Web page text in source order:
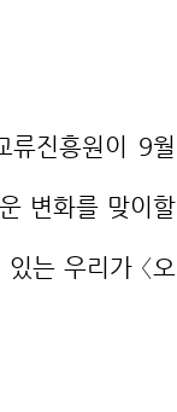
변화를 맞이할
는 우리가 〈오